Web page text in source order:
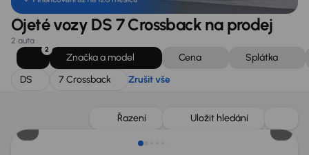
Ojeté vozy DS 7 Crossback na prodej
2 auta
2
Značka a model Cena
Splátka
DS
7 Crossback Zrušit vše
Řazení Uložit hledání